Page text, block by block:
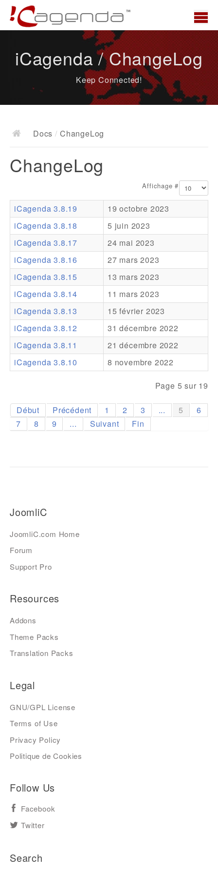
News
Docs
Documentation
Ressources
Addons
Theme Packs
Translation Packs
Support
Forum
Support Pro
iCagenda / ChangeLog
Keep Connected!
Docs / ChangeLog
ChangeLog
Affichage #
iCagenda 3.8.19
19 octobre 2023
iCagenda 3.8.18
5 juin 2023
iCagenda 3.8.17
24 mai 2023
iCagenda 3.8.16
27 mars 2023
iCagenda 3.8.15
13 mars 2023
iCagenda 3.8.14
11 mars 2023
iCagenda 3.8.13
15 février 2023
iCagenda 3.8.12
31 décembre 2022
iCagenda 3.8.11
21 décembre 2022
iCagenda 3.8.10
8 novembre 2022
Page 5 sur 19
Début Précédent 1 2 3 ... 5
6
7
8 9 ... Suivant Fin
JoomliC
JoomliC.com Home
Forum
Support Pro
Resources
Addons
Theme Packs
Translation Packs
Legal
GNU/GPL License
Terms of Use
Privacy Policy
Politique de Cookies
Follow Us
Facebook
Twitter
Search